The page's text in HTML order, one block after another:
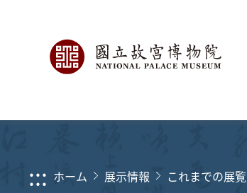
::: ホーム 展示情報 これまでの展覧